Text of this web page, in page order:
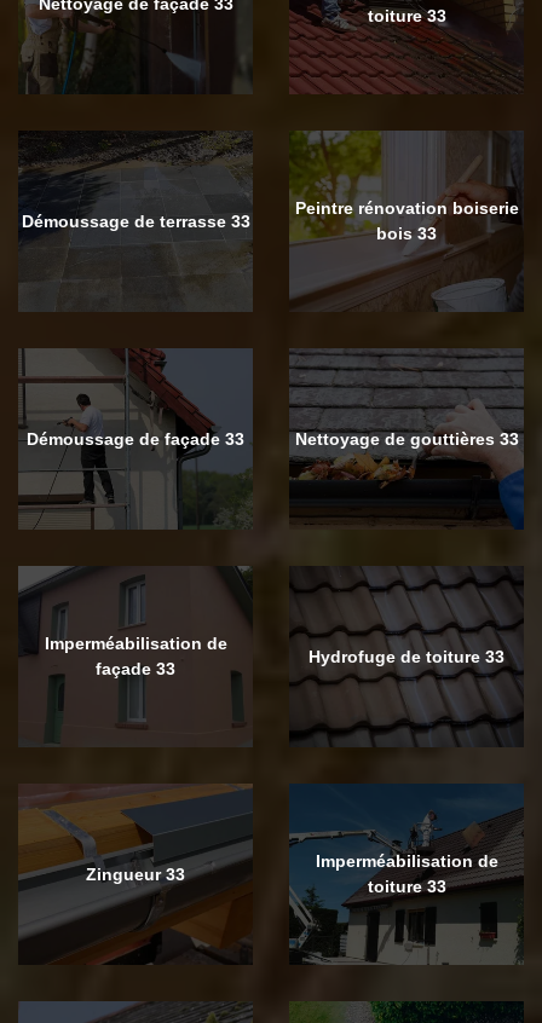
toiture 33
Démoussage de terrasse 33
Peintre rénovation boiserie
bois 33
Démoussage de façade 33 Nettoyage de gouttières 33
Imperméabilisation de
façade 33
Hydrofuge de toiture 33
Zingueur 33
Imperméabilisation de
toiture 33